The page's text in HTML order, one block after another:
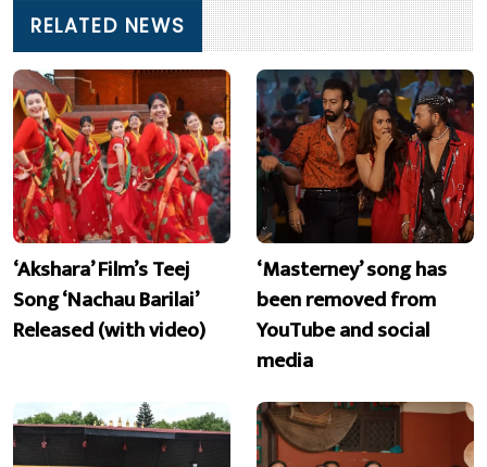
RELATED NEWS
‘Akshara’ Film’s Teej
Song ‘Nachau Barilai’
Released (with video)
‘Masterney’ song has
been removed from
YouTube and social
media